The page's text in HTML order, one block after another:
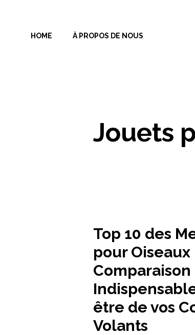
contenuHOME À PROPOS DE NOUS
Jouets
Top 10 des
pour
être de vos
Volants